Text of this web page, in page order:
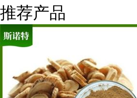
推荐产品